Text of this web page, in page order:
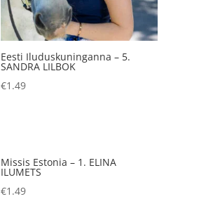
Eesti Iluduskuninganna – 5.
SANDRA LILBOK
€1.49
Missis Estonia – 1. ELINA
ILUMETS
€1.49